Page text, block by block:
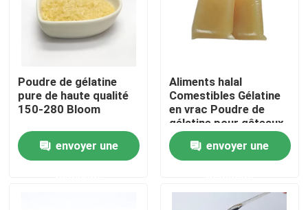
À la maison
Poudre de gélatine
pure de haute qualité
150-280 Bloom
envoyer une
Aliments halal
Comestibles Gélatine
en vrac Poudre de
gélatine pour gâteaux
Jus et desserts
envoyer une